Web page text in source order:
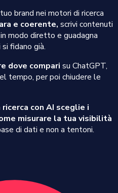
brand nei motori di ricerca
e coerente, scrivi contenuti
modo diretto e guadagna
fidano già.
dove compari su ChatGPT,
tempo, per poi chiudere le
ricerca con AI sceglie i
misurare la tua visibilità
di dati e non a tentoni.